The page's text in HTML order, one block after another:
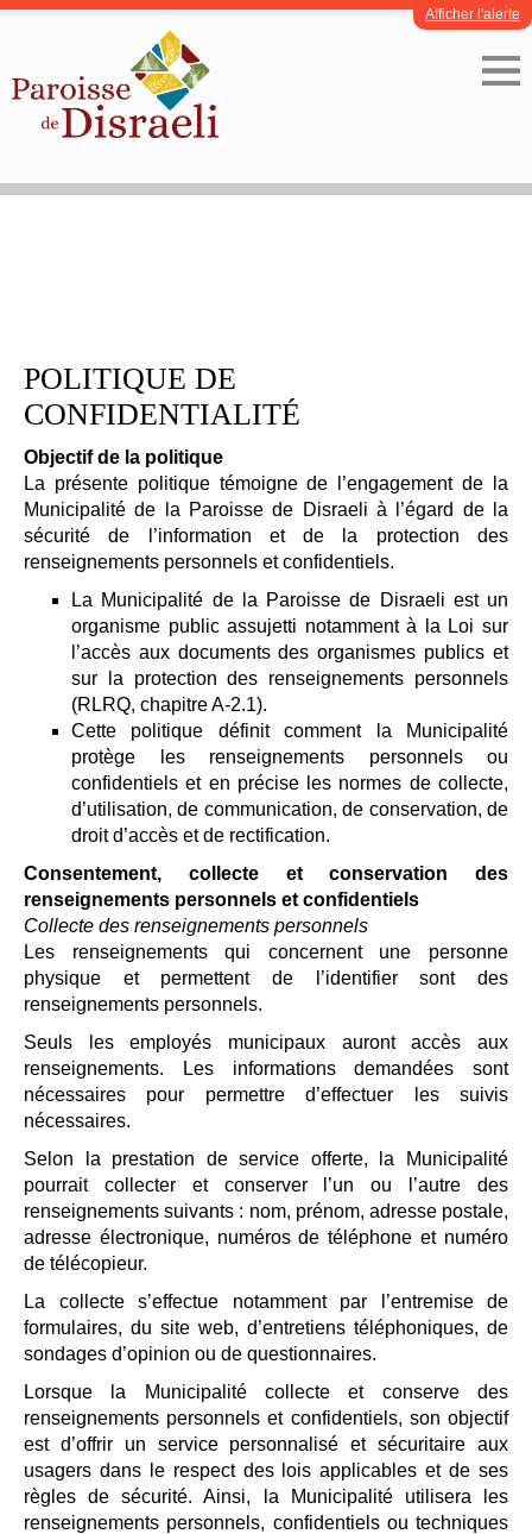
Afficher l'alerte
POLITIQUE DE
CONFIDENTIALITÉ
Objectif de la politique
La présente politique témoigne de l’engagement de la
Municipalité de la Paroisse de Disraeli à l’égard de la
sécurité de l’information et de la protection des
renseignements personnels et confidentiels.
La Municipalité de la Paroisse de Disraeli est un
organisme public assujetti notamment à la Loi sur
l’accès aux documents des organismes publics et
sur la protection des renseignements personnels
(RLRQ, chapitre A-2.1).
Cette politique définit comment la Municipalité
protège les renseignements personnels ou
confidentiels et en précise les normes de collecte,
d’utilisation, de communication, de conservation, de
droit d’accès et de rectification.
Consentement, collecte et conservation des
renseignements personnels et confidentiels
Collecte des renseignements personnels
Les renseignements qui concernent une personne
physique et permettent de l’identifier sont des
renseignements personnels.
Seuls les employés municipaux auront accès aux
renseignements. Les informations demandées sont
nécessaires pour permettre d’effectuer les suivis
nécessaires.
Selon la prestation de service offerte, la Municipalité
pourrait collecter et conserver l’un ou l’autre des
renseignements suivants : nom, prénom, adresse postale,
adresse électronique, numéros de téléphone et numéro
de télécopieur.
La collecte s’effectue notamment par l’entremise de
formulaires, du site web, d’entretiens téléphoniques, de
sondages d’opinion ou de questionnaires.
Lorsque la Municipalité collecte et conserve des
renseignements personnels et confidentiels, son objectif
est d’offrir un service personnalisé et sécuritaire aux
usagers dans le respect des lois applicables et de ses
règles de sécurité. Ainsi, la Municipalité utilisera les
renseignements personnels, confidentiels ou techniques